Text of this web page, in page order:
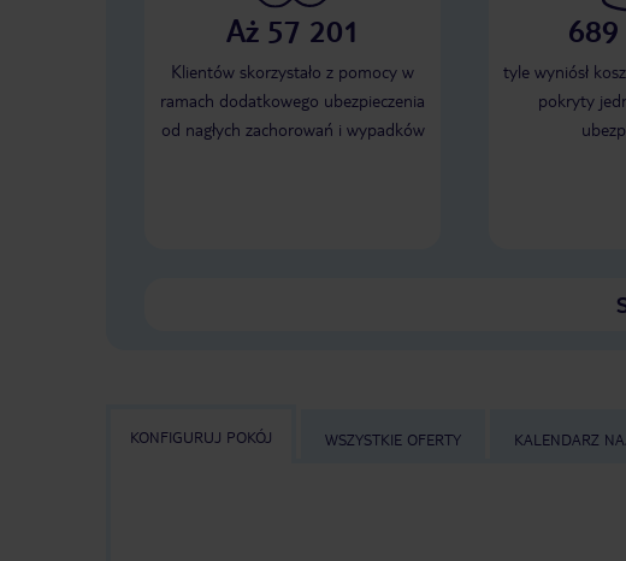
Aż 57 201
Klientów skorzystało z pomocy w
ramach dodatkowego ubezpieczenia
od nagłych zachorowań i wypadków
689
tyle wyniósł
pokryty
KONFIGURUJ POKÓJ WSZYSTKIE OFERTY KALENDARZ